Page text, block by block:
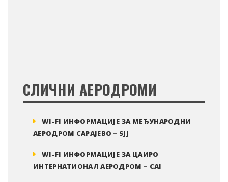
СЛИЧНИ АЕРОДРОМИ
WI-FI ИНФОРМАЦИЈЕ ЗА МЕЂУНАРОДНИ
АЕРОДРОМ САРАЈЕВО – SJJ
WI-FI ИНФОРМАЦИЈЕ ЗА ЦАИРО
ИНТЕРНАТИОНАЛ АЕРОДРОМ – CAI